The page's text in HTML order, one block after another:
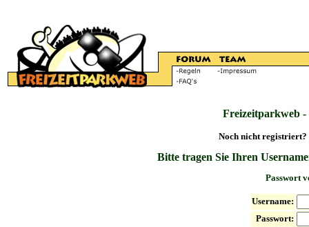
Freizeitparkweb
Noch nicht registriert?
Bitte tragen Sie Ihren
Passwort
Username:
Passwort: